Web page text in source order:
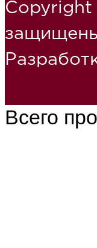
Copyright
Всего